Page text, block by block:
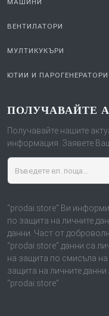
ВЕНТИЛАТОРИ
МУЛТИКУКЪРИ
ЮТИИ И ПАРОГЕНЕРАТОРИ
ПОЛУЧАВАЙТЕ
Получавайте нашите
информация. Заявете
“prodai.store“ Ви
по защита на личните
данни. Част от
“prodai.store“ данни са
на защита по смисъла
защита на личните
“prodai.store“